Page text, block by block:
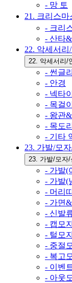
- 망 토
21. 크리스마
- 크리
- 산타
22. 악세서리
22. 악세서리/
- 썬글
- 안경
- 넥타이
- 목걸
- 왕관
- 목도
- 기타
23. 가발/모
23. 가발/모자
- 가발(
- 가발(
- 머리
- 가면
- 신발
- 캡모
- 털모
- 중절
- 복고
- 이벤
- 아웃